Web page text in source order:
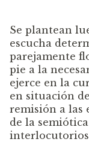
Se plantean
escucha
parejamente
pie a la
ejerce en la
en situación
remisión a las
de la